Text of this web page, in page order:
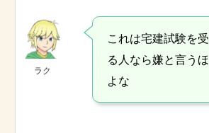
ラク
これは宅建試験を
る人なら嫌と言う
よな